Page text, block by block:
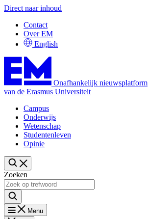
Direct naar inhoud
Contact
Over EM
English
Onafhankelijk nieuwsplatform
van de Erasmus Universiteit
Campus
Onderwijs
Wetenschap
Studentenleven
Opinie
Zoeken
Menu